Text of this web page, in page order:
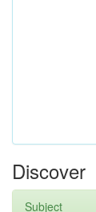
Discover
Subject